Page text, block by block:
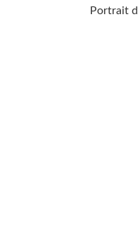
Portrait